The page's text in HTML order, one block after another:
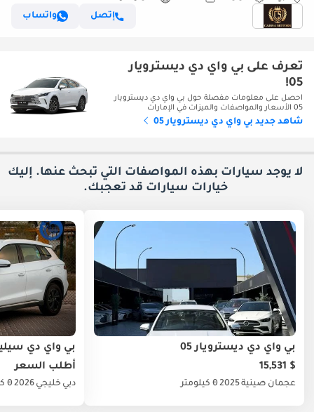
إتصل
واتساب
تعرف على بي واي دي ديسترويار
05!
احصل على معلومات مفصلة حول بي واي دي ديسترويار
05 الأسعار والمواصفات والميزات في الإمارات
شاهد جديد بي واي دي ديسترويار 05
لا يوجد سيارات بهذه المواصفات التي تبحث عنها. إليك
خيارات سيارات قد تعجبك.
بي واي دي ديسترويار 05
$ 15,531
عجمان صينية20250 كيلومتر
بي واي دي
أطلب السعر
دبي خليجي 20260 كيلومتر